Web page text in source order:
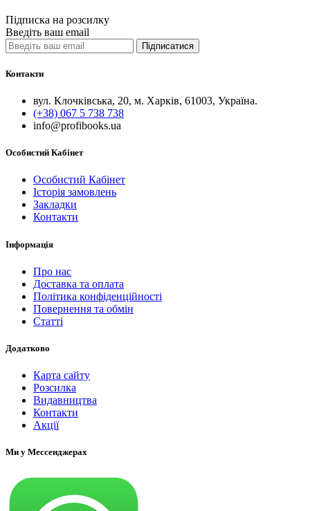
Підписка на розсилку
Введіть ваш email
Підписатися
Контакти
вул. Клочківська, 20, м. Харків, 61003, Україна.
(+38) 067 5 738 738
info@profibooks.ua
Особистий Кабінет
Особистий Кабінет
Історія замовлень
Закладки
Контакти
Інформація
Про нас
Доставка та оплата
Політика конфіденційності
Повернення та обмін
Статті
Додатково
Карта сайту
Розсилка
Видавництва
Контакти
Акції
Ми у Мессенджерах